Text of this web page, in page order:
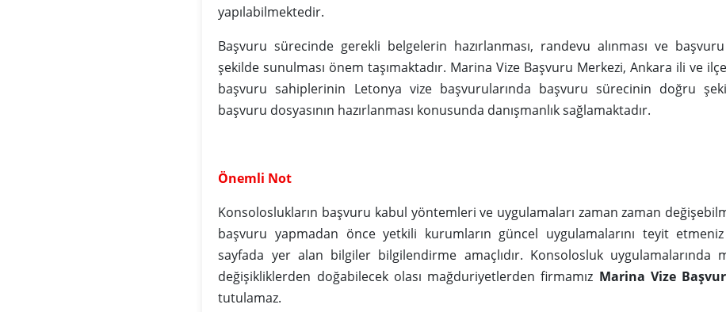
yapılabilmektedir.
Başvuru sürecinde gerekli belgelerin hazırlanması, randevu alınması ve başvuru
şekilde sunulması önem taşımaktadır. Marina Vize Başvuru Merkezi, Ankara ili ve
başvuru sahiplerinin Letonya vize başvurularında başvuru sürecinin doğru
başvuru dosyasının hazırlanması konusunda danışmanlık sağlamaktadır.
Önemli Not
Konsoloslukların başvuru kabul yöntemleri ve uygulamaları zaman zaman
başvuru yapmadan önce yetkili kurumların güncel uygulamalarını teyit
sayfada yer alan bilgiler bilgilendirme amaçlıdır. Konsolosluk uygulamalarında
değişikliklerden doğabilecek olası mağduriyetlerden firmamız Marina Vize
tutulamaz.